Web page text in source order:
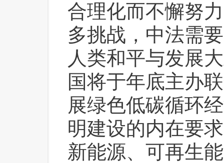
合理化而不懈努
多挑战，中法需
人类和平与发展
国将于年底主办
展绿色低碳循环
明建设的内在要
新能源、可再生